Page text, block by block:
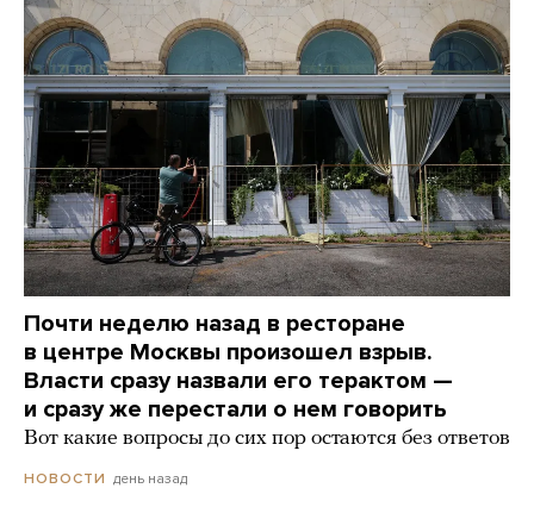
Почти неделю назад в ресторане
в центре Москвы произошел взрыв.
Власти сразу назвали его терактом —
и сразу же перестали о нем говорить
Вот какие вопросы до сих пор остаются без ответов
НОВОСТИ день назад